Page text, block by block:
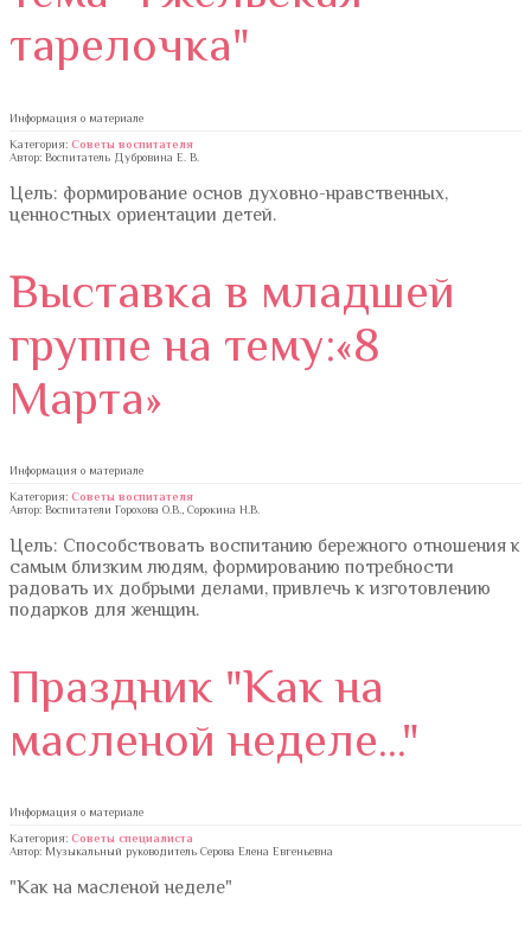
тарелочка"
Информация о материале
Категория: Советы воспитателя
Автор: Воспитатель Дубровина Е. В.
Цель: формирование основ духовно-нравственных,
ценностных ориентации детей.
Выставка в младшей
группе на тему:«8
Марта»
Информация о материале
Категория: Советы воспитателя
Автор: Воспитатели Горохова О.В., Сорокина Н.В.
Цель: Способствовать воспитанию бережного отношения к
самым близким людям, формированию потребности
радовать их добрыми делами, привлечь к изготовлению
подарков для женщин.
Праздник "Как на
масленой неделе..."
Информация о материале
Категория: Советы специалиста
Автор: Музыкальный руководитель Серова Елена Евгеньевна
"Как на масленой неделе"